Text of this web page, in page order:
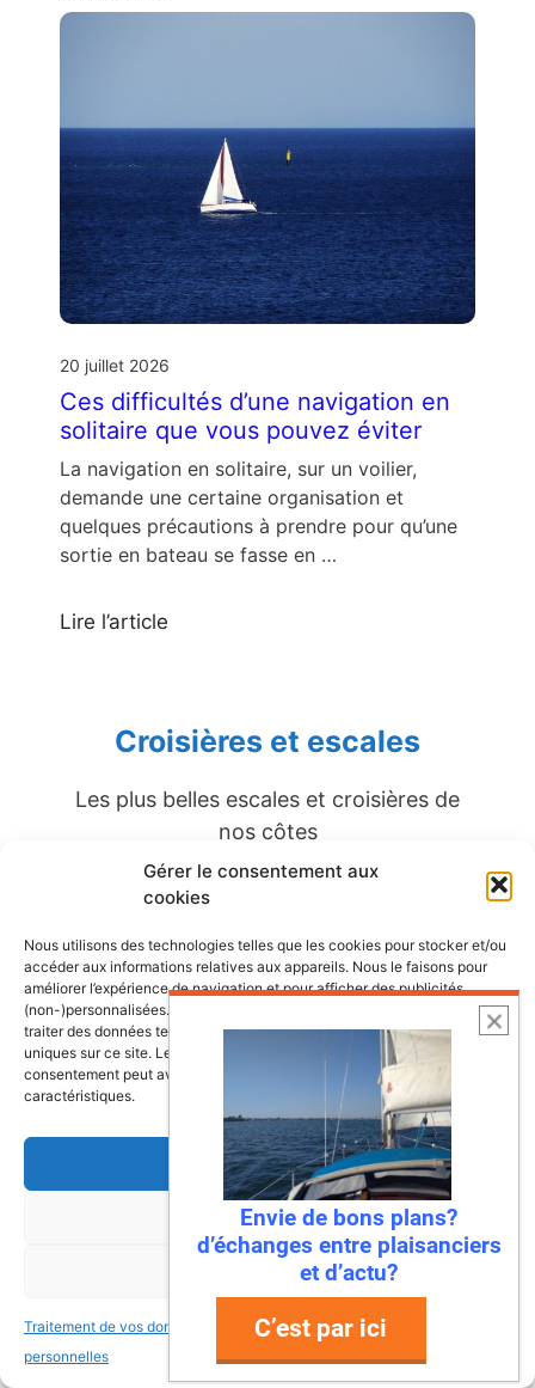
Gérer le consentement aux
cookies
Nous utilisons des technologies telles que les cookies pour stocker et/ou
accéder aux informations relatives aux appareils. Nous le faisons pour
améliorer l’expérience de navigation et pour afficher des publicités
(non-)personnalisées. Consentir à ces technologies nous autorisera à
traiter des données telles que le comportement de navigation ou les ID
uniques sur ce site. Le fait de ne pas consentir ou de retirer son
consentement peut avoir un effet négatif sur certaines fonctonnalités et
caractéristiques.
Accepter
Refuser
Voir les préférences
Traitement de vos données
personnelles
Traitement de vos données
personnelles
20 juillet 2026
Ces difficultés d’une navigation en
solitaire que vous pouvez éviter
La navigation en solitaire, sur un voilier,
demande une certaine organisation et
quelques précautions à prendre pour qu’une
sortie en bateau se fasse en …
Lire l’article
Croisières et escales
Les plus belles escales et croisières de
nos côtes
Envie de fraicheur ? Larguez les
Imaginez : des falaises vertigineuses qui
plongent dans une mer turquoise, des ports
Envie de bons plans?
d’échanges entre plaisanciers
et d’actu?
C’est par ici